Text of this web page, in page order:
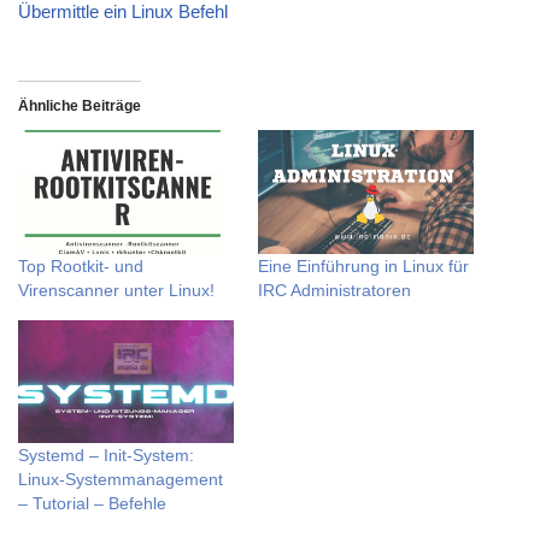
Übermittle ein Linux Befehl
Ähnliche Beiträge
Top Rootkit- und
Virenscanner unter Linux!
Eine Einführung in Linux für
IRC Administratoren
Systemd – Init-System:
Linux-Systemmanagement
– Tutorial – Befehle